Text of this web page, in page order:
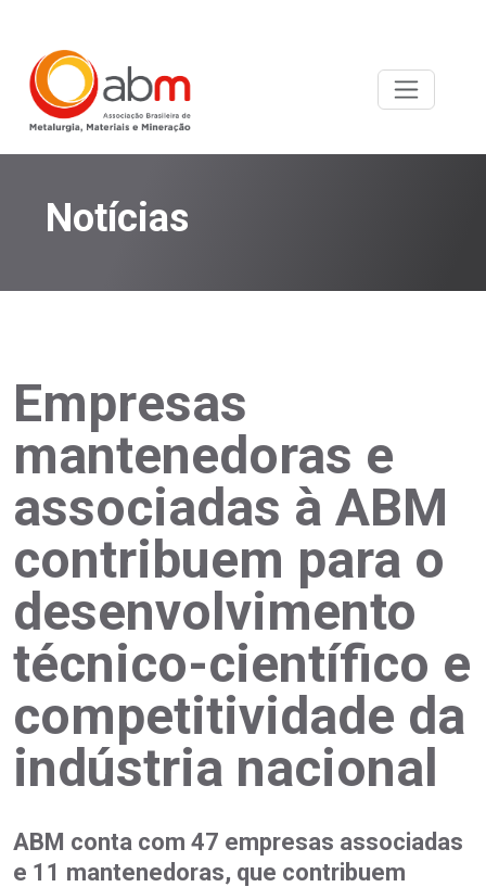
Notícias
Empresas
mantenedoras e
associadas à ABM
contribuem para o
desenvolvimento
técnico-científico e
competitividade da
indústria nacional
ABM conta com 47 empresas associadas
e 11 mantenedoras, que contribuem